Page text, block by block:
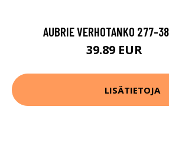
AUBRIE VERHOTANKO 277-
39.89 EUR
LISÄTIETOJA